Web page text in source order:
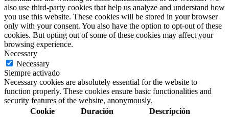
also use third-party cookies that help us analyze and understand how
you use this website. These cookies will be stored in your browser
only with your consent. You also have the option to opt-out of these
cookies. But opting out of some of these cookies may affect your
browsing experience.
Necessary
Necessary
Siempre activado
Necessary cookies are absolutely essential for the website to
function properly. These cookies ensure basic functionalities and
security features of the website, anonymously.
Cookie
Duración Descripción